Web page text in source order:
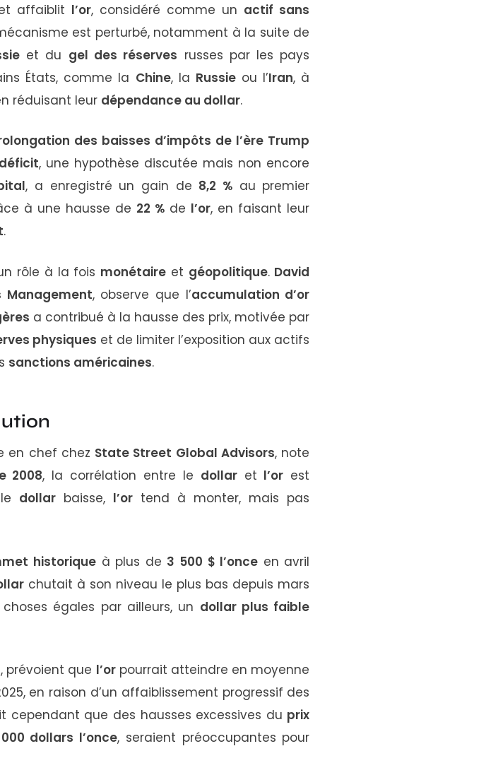
affaiblit l’or, considéré comme un actif sans
est perturbé, notamment à la suite de
et du gel des réserves russes par les pays
États, comme la Chine, la Russie ou l’Iran, à
réduisant leur dépendance au dollar.
des baisses d’impôts de l’ère Trump
déficit, une hypothèse discutée mais non encore
, a enregistré un gain de 8,2 % au premier
à une hausse de 22 % de l’or, en faisant leur
.
rôle à la fois monétaire et géopolitique. David
Management, observe que l’accumulation d’or
a contribué à la hausse des prix, motivée par
physiques et de limiter l’exposition aux actifs
sanctions américaines.
en chef chez State Street GlobalAdvisors, note
2008, la corrélation entre le dollar et l’or est
le dollar baisse, l’or tend à monter, mais pas
historique à plus de 3 500 $ l’once en avril
chutait à son niveau le plus bas depuis mars
choses égales par ailleurs, un dollar plus faible
, prévoient que l’or pourrait atteindre en moyenne
en raison d’un affaiblissement progressif des
cependant que des hausses excessives du prix
000 dollars l’once, seraient préoccupantes pour